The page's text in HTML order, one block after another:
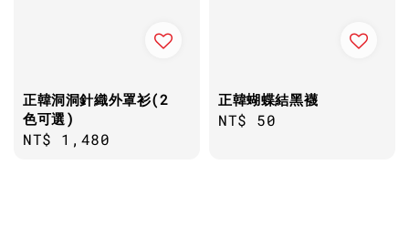
正韓洞洞針織外罩衫(2
色可選)
Regular
NT$ 1,480
正韓蝴蝶結黑襪
Regular
NT$ 50